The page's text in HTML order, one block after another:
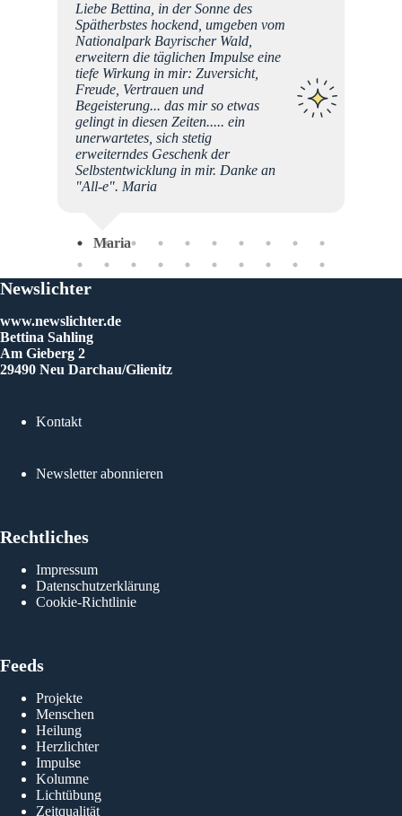
Liebe Bettina, in der Sonne des
Spätherbstes hockend, umgeben vom
Nationalpark Bayrischer Wald,
erweitern die täglichen Impulse eine
tiefe Wirkung in mir: Zuversicht,
Freude, Vertrauen und
Begeisterung... das mir so etwas
gelingt in diesen Zeiten..... ein
unerwartetes, sich stetig
erweiterndes Geschenk der
Selbstentwicklung in mir. Danke an
"All-e". Maria
Maria
Newslichter
www.newslichter.de
Bettina Sahling
Am Gieberg 2
29490 Neu Darchau/Glienitz
Kontakt
Newsletter abonnieren
Rechtliches
Impressum
Datenschutzerklärung
Cookie-Richtlinie
Feeds
Projekte
Menschen
Heilung
Herzlichter
Impulse
Kolumne
Lichtübung
Zeitqualität